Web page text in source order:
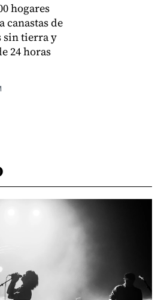
hogares
canastas de
sin tierra y
24 horas